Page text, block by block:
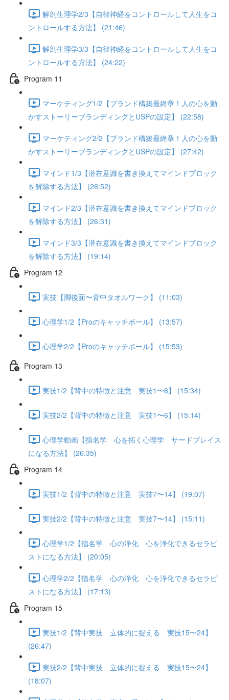
解剖生理学2/3【自律神経をコントロールして人生をコ
ントロールする方法】 (21:46)
解剖生理学3/3【自律神経をコントロールして人生をコ
ントロールする方法】 (24:22)
Program 11
マーケティング1/2【ブランド構築最終章！人の心を動
かすストーリーブランディングとUSPの設定】 (22:58)
マーケティング2/2【ブランド構築最終章！人の心を動
かすストーリーブランディングとUSPの設定】 (27:42)
マインド1/3【潜在意識を書き換えてマインドブロック
を解除する方法】 (26:52)
マインド2/3【潜在意識を書き換えてマインドブロック
を解除する方法】 (26:31)
マインド3/3【潜在意識を書き換えてマインドブロック
を解除する方法】 (19:14)
Program 12
実技【脚後面〜背中タオルワーク】 (11:03)
心理学1/2【Proのキャッチボール】 (13:57)
心理学2/2【Proのキャッチボール】 (15:53)
Program 13
実技1/2【背中の特徴と注意 実技1〜6】 (15:34)
実技2/2【背中の特徴と注意 実技1〜6】 (15:14)
心理学動画【指名学 心を拓く心理学 サードプレイス
になる方法】 (26:35)
Program 14
実技1/2【背中の特徴と注意 実技7〜14】 (19:07)
実技2/2【背中の特徴と注意 実技7〜14】 (15:11)
心理学1/2【指名学 心の浄化 心を浄化できるセラピ
ストになる方法】 (20:05)
心理学2/2【指名学 心の浄化 心を浄化できるセラピ
ストになる方法】 (17:13)
Program 15
実技1/2【背中実技 立体的に捉える 実技15〜24】
(26:47)
実技2/2【背中実技 立体的に捉える 実技15〜24】
(18:07)